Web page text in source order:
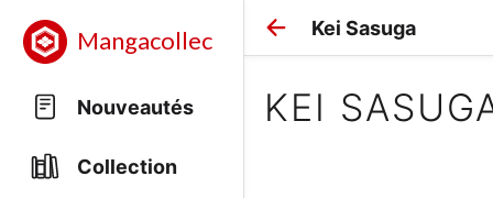
Mangacollec
Nouveautés
Collection
Kei Sasuga
KEI